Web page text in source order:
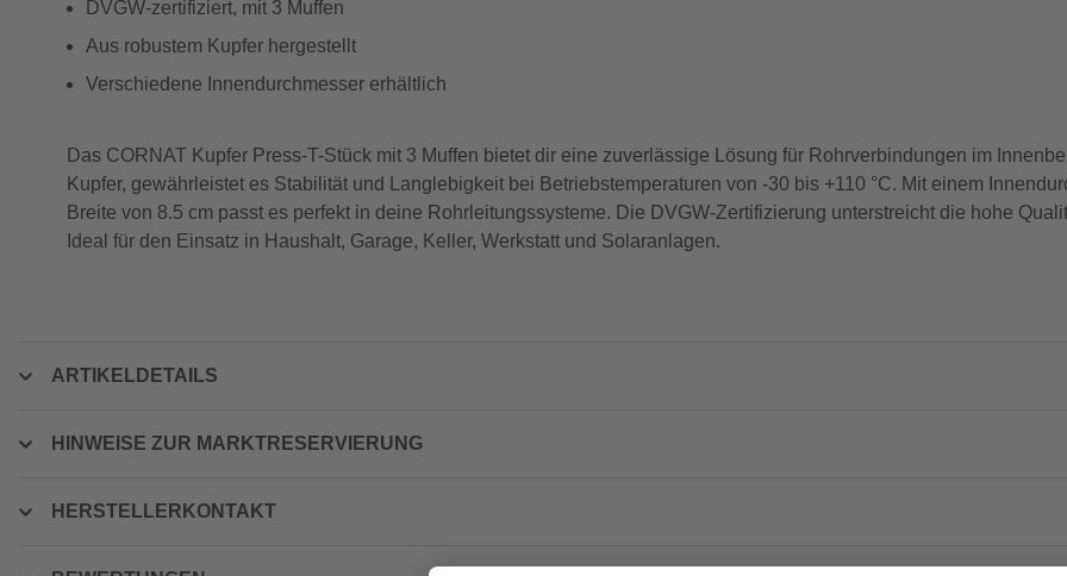
DVGW-zertifiziert, mit 3 Muffen
Aus robustem Kupfer hergestellt
Verschiedene Innendurchmesser erhältlich
Das CORNAT Kupfer Press-T-Stück mit 3 Muffen bietet dir eine zuverlässige Lösung für Rohrverbindungen im
Kupfer, gewährleistet es Stabilität und Langlebigkeit bei Betriebstemperaturen von -30 bis +110 °C. Mit einem
Breite von 8.5 cm passt es perfekt in deine Rohrleitungssysteme. Die DVGW-Zertifizierung unterstreicht die hohe
Ideal für den Einsatz in Haushalt, Garage, Keller, Werkstatt und Solaranlagen.
ARTIKELDETAILS
HINWEISE ZUR MARKTRESERVIERUNG
HERSTELLERKONTAKT